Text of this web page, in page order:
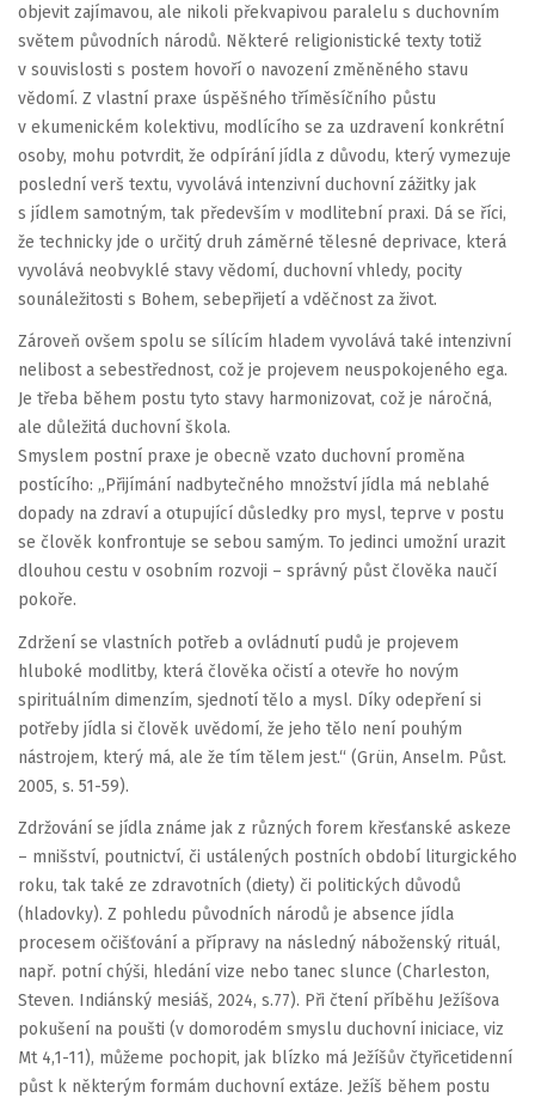
objevit zajímavou, ale nikoli překvapivou paralelu s duchovním
světem původních národů. Některé religionistické texty totiž
v souvislosti s postem hovoří o navození změněného stavu
vědomí. Z vlastní praxe úspěšného tříměsíčního půstu
v ekumenickém kolektivu, modlícího se za uzdravení konkrétní
osoby, mohu potvrdit, že odpírání jídla z důvodu, který vymezuje
poslední verš textu, vyvolává intenzivní duchovní zážitky jak
s jídlem samotným, tak především v modlitební praxi. Dá se říci,
že technicky jde o určitý druh záměrné tělesné deprivace, která
vyvolává neobvyklé stavy vědomí, duchovní vhledy, pocity
sounáležitosti s Bohem, sebepřijetí a vděčnost za život.
Zároveň ovšem spolu se sílícím hladem vyvolává také intenzivní
nelibost a sebestřednost, což je projevem neuspokojeného ega.
Je třeba během postu tyto stavy harmonizovat, což je náročná,
ale důležitá duchovní škola.
Smyslem postní praxe je obecně vzato duchovní proměna
postícího: „Přijímání nadbytečného množství jídla má neblahé
dopady na zdraví a otupující důsledky pro mysl, teprve v postu
se člověk konfrontuje se sebou samým. To jedinci umožní urazit
dlouhou cestu v osobním rozvoji – správný půst člověka naučí
pokoře.
Zdržení se vlastních potřeb a ovládnutí pudů je projevem
hluboké modlitby, která člověka očistí a otevře ho novým
spirituálním dimenzím, sjednotí tělo a mysl. Díky odepření si
potřeby jídla si člověk uvědomí, že jeho tělo není pouhým
nástrojem, který má, ale že tím tělem jest.“ (Grün, Anselm. Půst.
2005, s. 51-59).
Zdržování se jídla známe jak z různých forem křesťanské askeze
– mnišství, poutnictví, či ustálených postních období liturgického
roku, tak také ze zdravotních (diety) či politických důvodů
(hladovky). Z pohledu původních národů je absence jídla
procesem očišťování a přípravy na následný náboženský rituál,
např. potní chýši, hledání vize nebo tanec slunce (Charleston,
Steven. Indiánský mesiáš, 2024, s.77). Při čtení příběhu Ježíšova
pokušení na poušti (v domorodém smyslu duchovní iniciace, viz
Mt 4,1-11), můžeme pochopit, jak blízko má Ježíšův čtyřicetidenní
půst k některým formám duchovní extáze. Ježíš během postu